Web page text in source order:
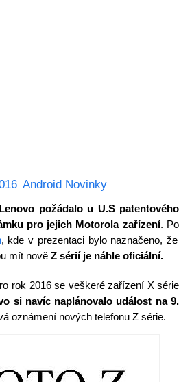
Android Novinky
Lenovo požádalo u U.S patentového
pro jejich Motorola zařízení. Po
, kde v prezentaci bylo naznačeno, že
mít nově Z sérií je náhle oficiální.
rok 2016 se veškeré zařízení X série
si navíc naplánovalo událost na 9.
oznámení nových telefonu Z série.